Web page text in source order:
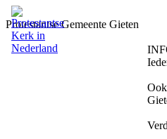
Protestantse Gemeente Gieten